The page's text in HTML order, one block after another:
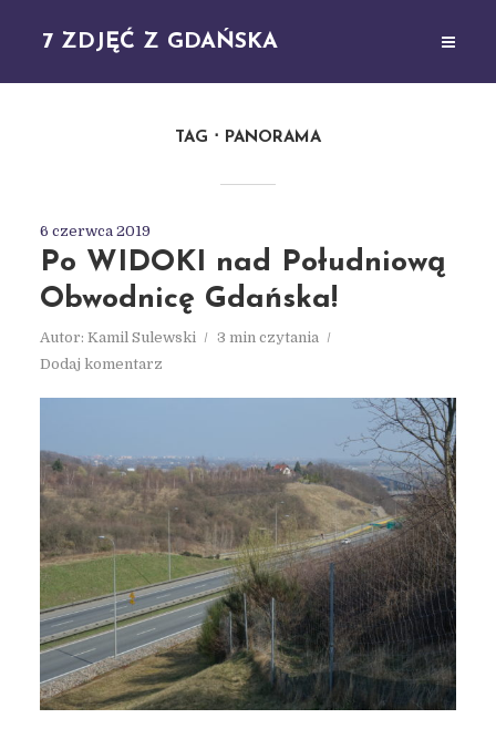
7 ZDJĘĆ Z GDAŃSKA
TAG PANORAMA
6 czerwca 2019
Po WIDOKI nad Południową
Obwodnicę Gdańska!
Autor: Kamil Sulewski
3 min czytania
Dodaj komentarz